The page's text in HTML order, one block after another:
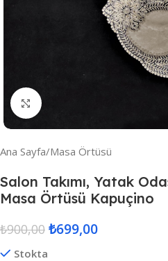
Resmi Büyüt
Ana Sayfa/Masa Örtüsü
Salon Takımı, Yatak
Masa Örtüsü Kapuçino
₺900,00 ₺699,00
Stokta